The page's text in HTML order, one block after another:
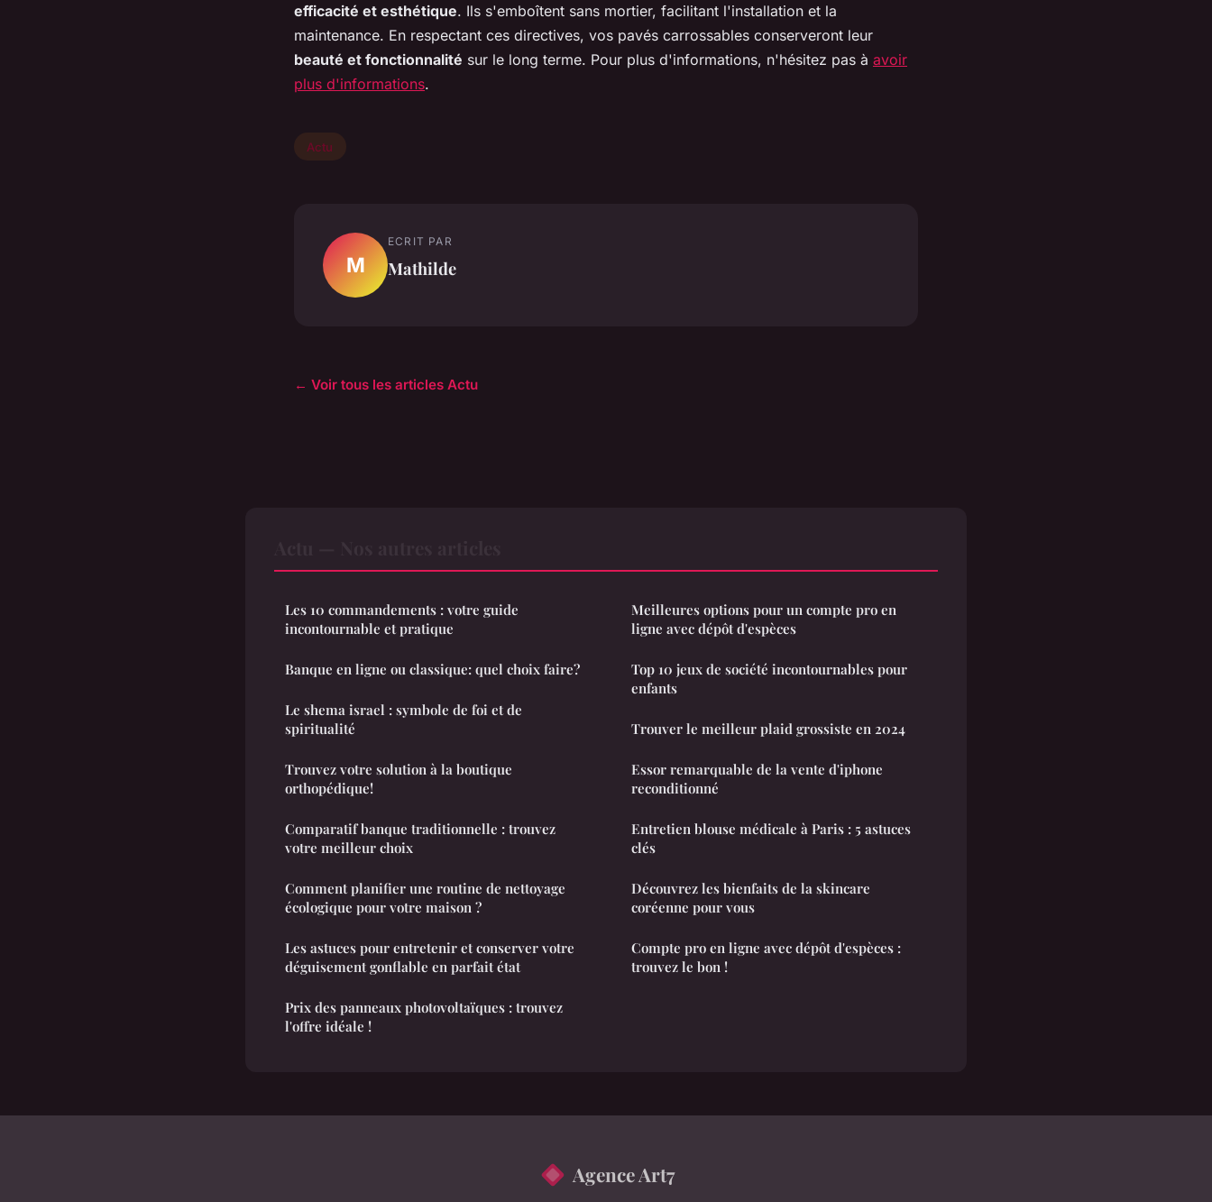
efficacité et esthétique. Ils s'emboîtent sans mortier, facilitant l'installation et la
maintenance. En respectant ces directives, vos pavés carrossables conserveront leur
beauté et fonctionnalité sur le long terme. Pour plus d'informations, n'hésitez pas à avoir
plus d'informations.
Actu
M
ECRIT PAR
Mathilde
← Voir tous les articles Actu
Les 10 commandements : votre guide
incontournable et pratique
Banque en ligne ou classique: quel choix faire?
Le shema israel : symbole de foi et de
spiritualité
Trouvez votre solution à la boutique
orthopédique!
Comparatif banque traditionnelle : trouvez
votre meilleur choix
Comment planifier une routine de nettoyage
écologique pour votre maison ?
Les astuces pour entretenir et conserver votre
déguisement gonflable en parfait état
Prix des panneaux photovoltaïques : trouvez
l'offre idéale !
Meilleures options pour un compte pro en
ligne avec dépôt d'espèces
Top 10 jeux de société incontournables pour
enfants
Trouver le meilleur plaid grossiste en 2024
Essor remarquable de la vente d'iphone
reconditionné
Entretien blouse médicale à Paris : 5 astuces
clés
Découvrez les bienfaits de la skincare
coréenne pour vous
Compte pro en ligne avec dépôt d'espèces :
trouvez le bon !
Agence Art7